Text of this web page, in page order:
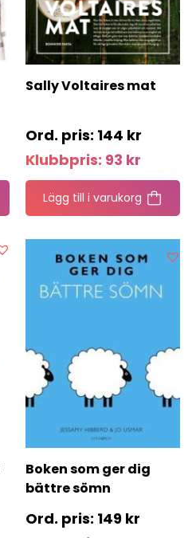
Sally Voltaires mat
144 kr
Klubbpris: 93 kr
Lägg till i varukorg
Boken som ger dig
bättre sömn
149 kr